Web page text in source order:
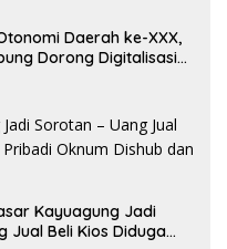
Daerah ke-XXX,
Dorong Digitalisasi
Kayuagung Jadi
Jual Beli Kios Diduga